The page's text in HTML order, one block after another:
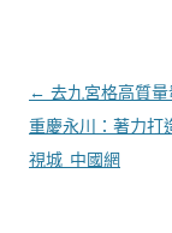
文
章
導
← 去九宮格高質量
重慶永川：著力打
視城_中國網